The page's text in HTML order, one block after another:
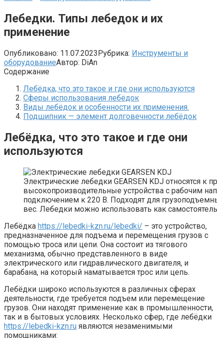
Лебедки. Типы лебедок и их
применение
Опубликовано: 11.07.2023Рубрика: Инструменты и
оборудованиеАвтор: DiAn
Содержание
Лебёдка, что это такое и где они используются
Сферы использования лебёдок
Виды лебёдок и особенности их применения.
Подшипник — элемент долговечности лебёдок
Лебёдка, что это такое и где они
используются
Электрические лебедки GEARSEN KDJ относятся
высокопроизводительные устройства с рабочим
подключением к 220 В. Подходят для
вес. Лебедки можно использовать как
Лебёдка https://lebedki-kzn.ru/lebedki/ – это устройство,
предназначенное для подъема и перемещения грузов с
помощью троса или цепи. Она состоит из тягового
механизма, обычно представленного в виде
электрического или гидравлического двигателя, и
барабана, на который наматывается трос или цепь.
Лебёдки широко используются в различных сферах
деятельности, где требуется подъем или перемещение
грузов. Они находят применение как в промышленности,
так и в бытовых условиях. Несколько сфер, где лебёдки
https://lebedki-kzn.ru являются незаменимыми
помощниками: